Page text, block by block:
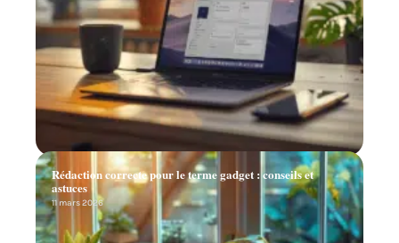
Rédaction correcte pour le terme gadget : conseils et
astuces
11 mars 2026